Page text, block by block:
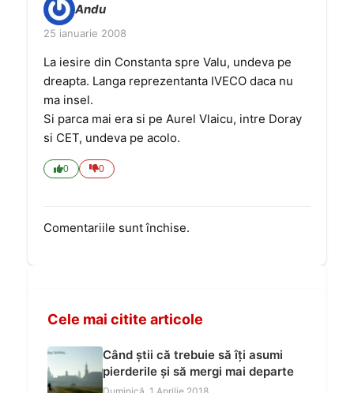
Andu
25 ianuarie 2008
La iesire din Constanta spre Valu, undeva pe
dreapta. Langa reprezentanta IVECO daca nu
ma insel.
Si parca mai era si pe Aurel Vlaicu, intre Doray
si CET, undeva pe acolo.
0 0
Comentariile sunt închise.
Cele mai citite articole
Când știi că trebuie să îți asumi
pierderile și să mergi mai departe